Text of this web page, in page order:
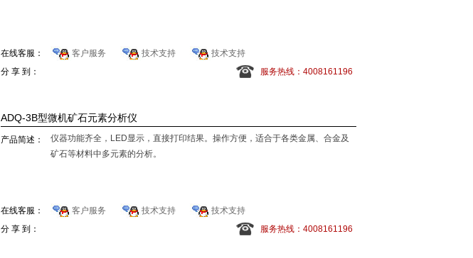
在线客服： 客户服务 技术支持
技术支持
分 享 到：
服务热线：4008161196
ADQ-3B型微机矿石元素分析仪
产品简述：
仪器功能齐全，LED显示，直接打印结果。操作方便，适合于各类金属、合金及
矿石等材料中多元素的分析。
在线客服： 客户服务 技术支持
技术支持
分 享 到：
服务热线：4008161196